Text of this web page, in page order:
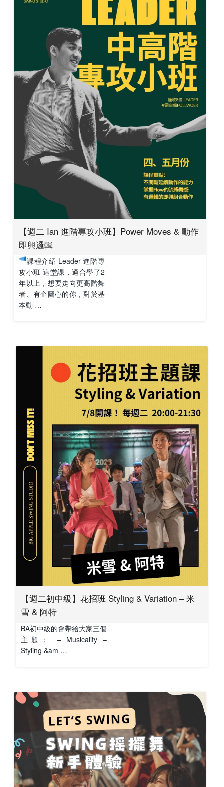
【週二 Ian 進階專攻小班】Power Moves & 動作
即興邏輯
課程介紹 Leader 進階專
攻小班 這堂課，適合學了2
年以上，想要走向更高階舞
者、有企圖心的你，對於基
本動 …
【週二初中級】花招班 Styling & Variation – 米
雪 & 阿特
BA初中級的會帶給大家三個
主題： – Musicality –
Styling &am …